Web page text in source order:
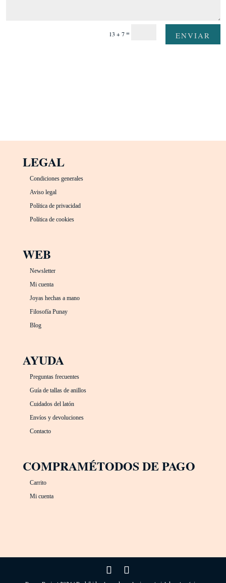
13 + 7= ENVIAR
LEGAL
Condiciones generales
Aviso legal
Política de privacidad
Política de cookies
WEB
Newsletter
Mi cuenta
Joyas hechas a mano
Filosofía Punay
Blog
AYUDA
Preguntas frecuentes
Guía de tallas de anillos
Cuidados del latón
Envíos y devoluciones
Contacto
COMPRA
Carrito
Mi cuenta
MÉTODOS DE PAGO